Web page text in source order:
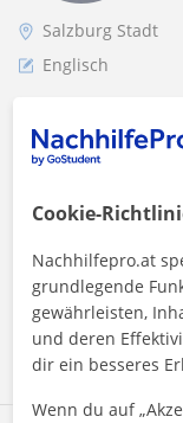
Salzburg Stadt
Englisch
Schule/
habe über 25
Mehr
Cookie-
Nachhilfepro.at
grundlegende
gewährleisten,
und deren
dir ein besseres
Wenn du auf